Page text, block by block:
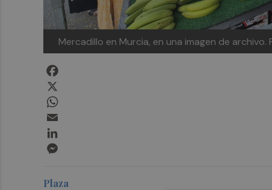
Mercadillo en Murcia, en una imagen de archivo.
Plaza